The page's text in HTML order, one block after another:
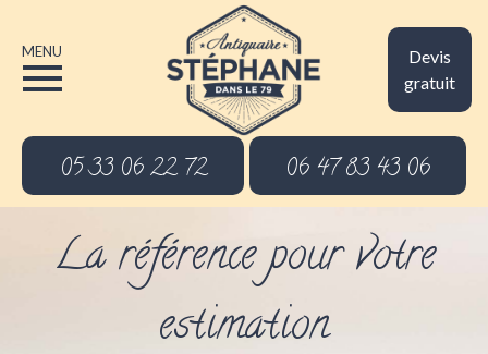
Devis
gratuit
MENU
05 33 06 22 72 06 47 83 43 06
La référence pour votre
estimation